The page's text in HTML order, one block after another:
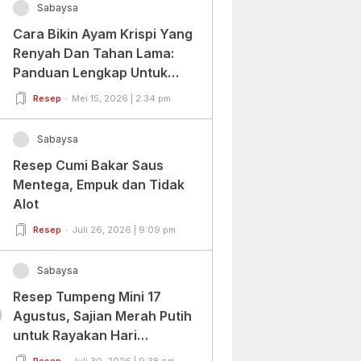
Sabaysa
Cara Bikin Ayam Krispi Yang
Renyah Dan Tahan Lama:
Panduan Lengkap Untuk
Pemula Dan Profesional
Resep Mei 15, 2026 | 2:34 pm
Sabaysa
Resep Cumi Bakar Saus
Mentega, Empuk dan Tidak
Alot
Resep Juli 26, 2026 | 9:09 pm
Sabaysa
Resep Tumpeng Mini 17
Agustus, Sajian Merah Putih
untuk Rayakan Hari
Kemerdekaan